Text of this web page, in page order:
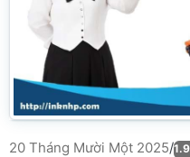
20 Tháng Mười Một 2025/